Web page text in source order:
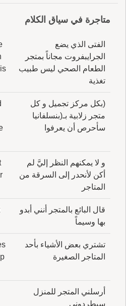
متاجرة في سياق الكلام
الفتى الذي يضع
الجرايبفروت مجاناً بمتجر
الطعام الصحي ليس طبيب
تغذية
(بكل مركز تجميل و كل
متجر زلابية بـ(بنسلفانيا
سأحرص أن يعرفوا
و لا يمكنهم النظر إليَّ لم
أكن لأنحدر إلى السرقة من
المتاجر
قال البائع بالمتجر أنني أبدو
بها وسيماً
تشتري بعض الأشياء بأحد
المتاجر الصغيرة
أرسلني المتجر للمنزل
سيطردوني